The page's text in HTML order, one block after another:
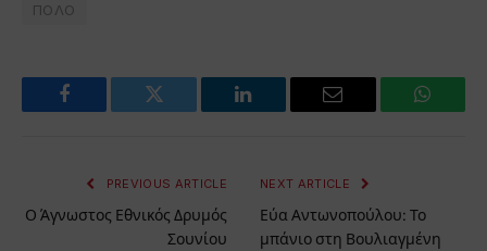
ΠΟΛΟ
Facebook Twitter LinkedIn Email
PREVIOUS ARTICLE
Ο Άγνωστος Εθνικός Δρυμός
Σουνίου
NEXT ARTICLE
Εύα Αντωνοπούλου: Το
μπάνιο στη Βουλιαγμένη